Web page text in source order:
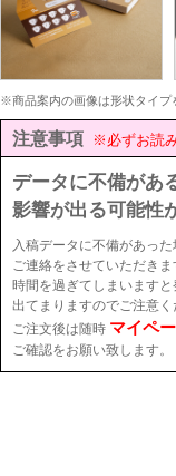
※商品案内の画像は形状タイプ
注意事項 ※必ずお読
データに不備があ
影響が出る可能性
入稿データに不備があっ
ご連絡をさせていただき
時間を過ぎてしまいます
出てまりますのでご注意く
ご注文後は随時 マイペ
ご確認をお願い致します。